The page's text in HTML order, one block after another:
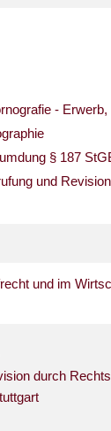
-
§ 187
und Revision
und im
durch